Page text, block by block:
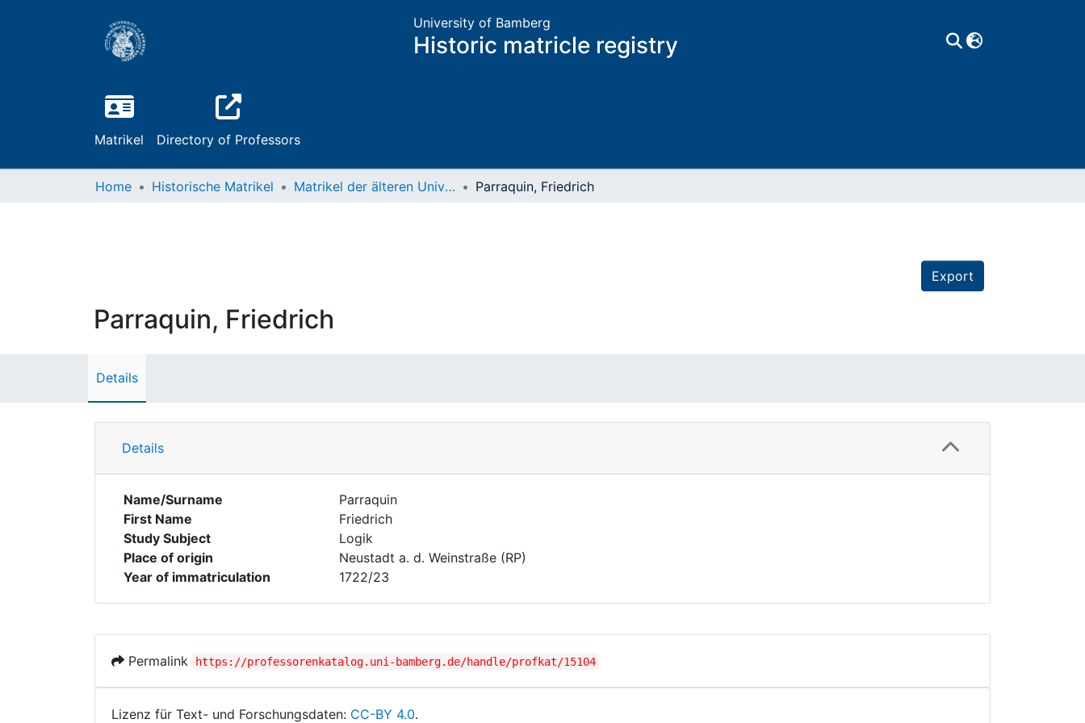
University of Bamberg
Historic matricle registry
Matrikel Directory of Professors
Home Historische Matrikel Matrikel der älteren Universität Parraquin, Friedrich
Export
Parraquin, Friedrich
Details
Details
Name/Surname
Parraquin
First Name
Friedrich
Study Subject
Logik
Place of origin
Neustadt a. d. Weinstraße (RP)
Year of immatriculation
1722/23
Permalink https://professorenkatalog.uni-bamberg.de/handle/profkat/15104
Lizenz für Text- und Forschungsdaten: CC-BY 4.0.